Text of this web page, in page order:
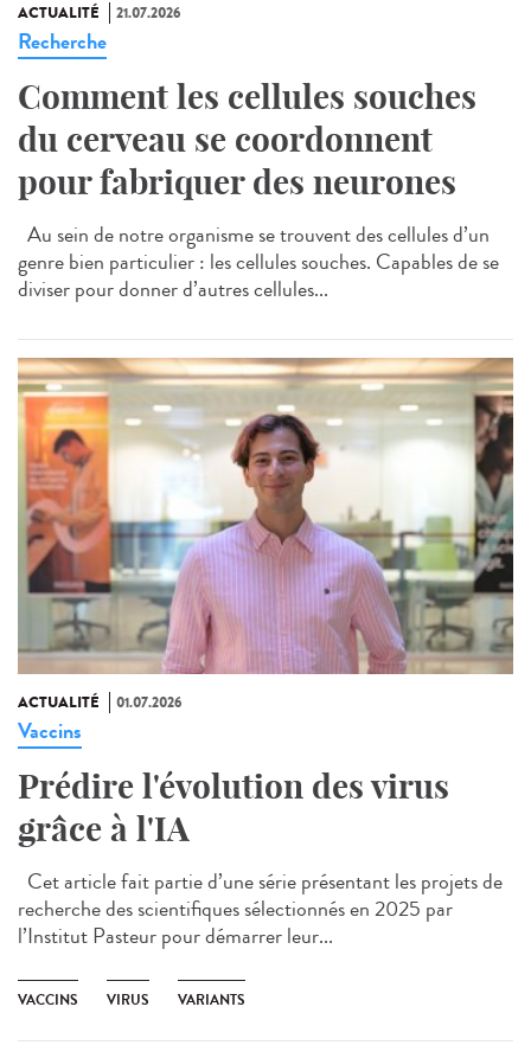
ACTUALITÉ 21.07.2026
Recherche
Comment les cellules souches
du cerveau se coordonnent
pour fabriquer des neurones
Au sein de notre organisme se trouvent des cellules d’un
genre bien particulier : les cellules souches. Capables de se
diviser pour donner d’autres cellules...
ACTUALITÉ 01.07.2026
Vaccins
Prédire l'évolution des virus
grâce à l'IA
Cet article fait partie d’une série présentant les projets de
recherche des scientifiques sélectionnés en 2025 par
l’Institut Pasteur pour démarrer leur...
VACCINS VIRUS VARIANTS